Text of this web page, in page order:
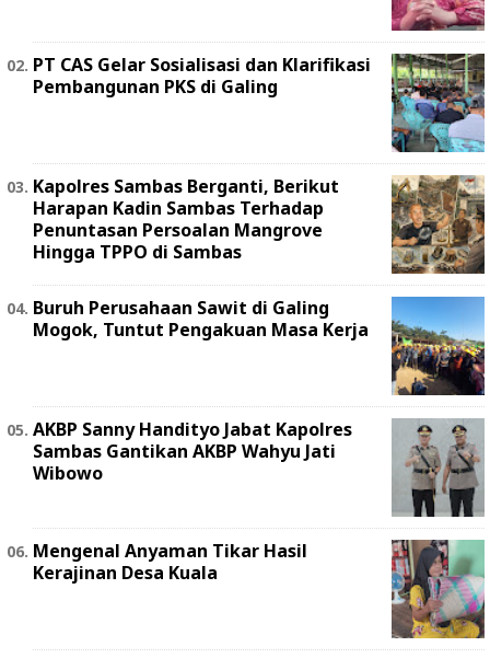
PT CAS Gelar Sosialisasi dan Klarifikasi
Pembangunan PKS di Galing
Kapolres Sambas Berganti, Berikut
Harapan Kadin Sambas Terhadap
Penuntasan Persoalan Mangrove
Hingga TPPO di Sambas
Buruh Perusahaan Sawit di Galing
Mogok, Tuntut Pengakuan Masa Kerja
AKBP Sanny Handityo Jabat Kapolres
Sambas Gantikan AKBP Wahyu Jati
Wibowo
Mengenal Anyaman Tikar Hasil
Kerajinan Desa Kuala